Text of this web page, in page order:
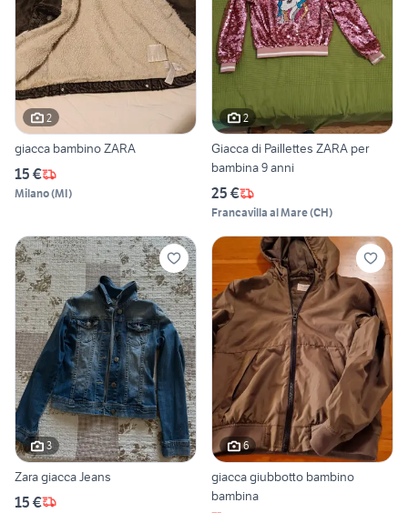
2
giacca bambino ZARA
15 €
Milano(MI)
2
Giacca di Paillettes ZARA per
bambina 9 anni
25 €
Francavilla al Mare(CH)
3
Zara giacca Jeans
15 €
6
giacca giubbotto bambino
bambina